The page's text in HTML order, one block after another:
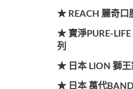
★ REACH 麗奇口
★ 寶淨PURE-
列
★ 日本 LION 獅王
★ 日本 萬代